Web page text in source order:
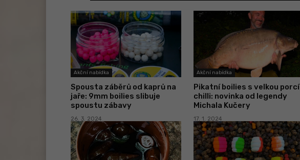
Akční nabídka
Spousta záběrů od kaprů na
jaře: 9mm boilies slibuje
spoustu zábavy
26. 3. 2024
Akční nabídka
Pikatní boilies s velkou porcí
chilli: novinka od legendy
Michala Kučery
17. 1. 2024